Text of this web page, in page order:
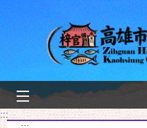
:::